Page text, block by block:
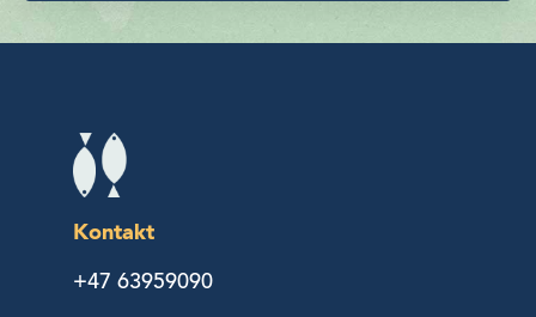
Kontakt
+47 63959090